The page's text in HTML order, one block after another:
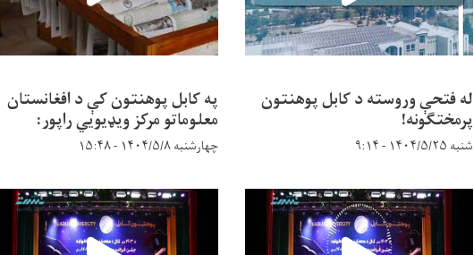
له فتحې وروسته د کابل پوهنتون
پرمختګونه!
شنبه ۱۴۰۴/۵/۲۵ - ۹:۱۴
په کابل پوهنتون کې د افغانستان
معلوماتو مرکز ویډیويي راپور:
چهارشنبه ۱۴۰۴/۵/۸ - ۱۵:۴۸